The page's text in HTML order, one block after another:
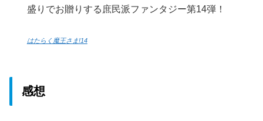
盛りでお贈りする庶民派ファンタジー第14弾！
はたらく魔王さま!14
感想